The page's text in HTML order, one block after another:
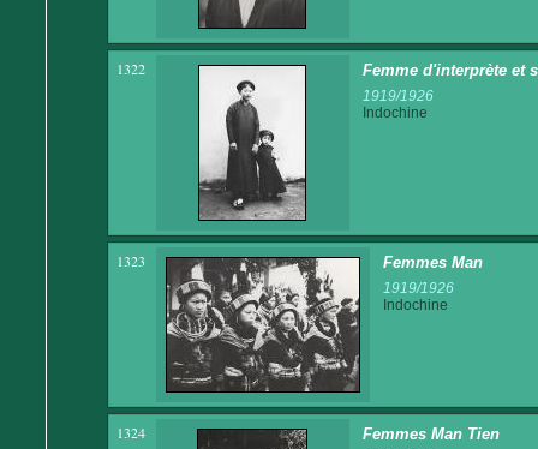
1322 Femme d'interprète et
1919/1926
Indochine
1323 Femmes Man
1919/1926
Indochine
1324 Femmes Man Tien